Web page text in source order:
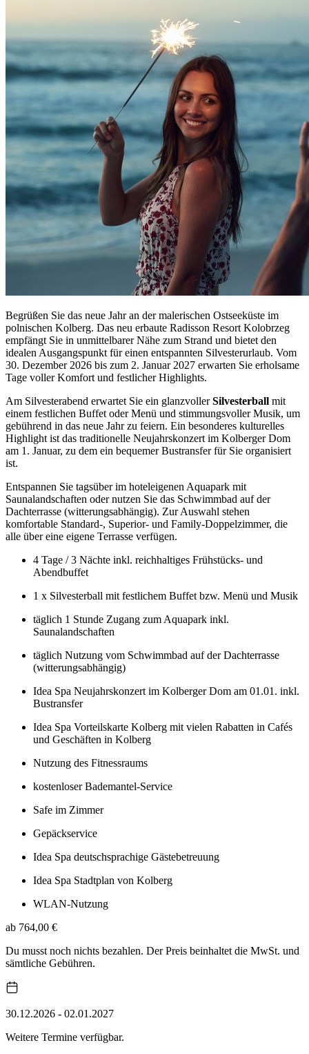
Begrüßen Sie das neue Jahr an der malerischen Ostseeküste im
polnischen Kolberg. Das neu erbaute Radisson Resort Kolobrzeg
empfängt Sie in unmittelbarer Nähe zum Strand und bietet den
idealen Ausgangspunkt für einen entspannten Silvesterurlaub. Vom
30. Dezember 2026 bis zum 2. Januar 2027 erwarten Sie erholsame
Tage voller Komfort und festlicher Highlights.
Am Silvesterabend erwartet Sie ein glanzvollerSilvesterball mit
einem festlichen Buffet oder Menü und stimmungsvoller Musik, um
gebührend in das neue Jahr zu feiern. Ein besonderes kulturelles
Highlight ist das traditionelle Neujahrskonzert im Kolberger Dom
am 1. Januar, zu dem ein bequemer Bustransfer für Sie organisiert
ist.
Entspannen Sie tagsüber im hoteleigenen Aquapark mit
Saunalandschaften oder nutzen Sie das Schwimmbad auf der
Dachterrasse (witterungsabhängig). Zur Auswahl stehen
komfortable Standard-, Superior- und Family-Doppelzimmer, die
alle über eine eigene Terrasse verfügen.
4 Tage / 3 Nächte inkl. reichhaltiges Frühstücks- und
Abendbuffet
1 x Silvesterball mit festlichem Buffet bzw. Menü und Musik
täglich 1 Stunde Zugang zum Aquapark inkl.
Saunalandschaften
täglich Nutzung vom Schwimmbad auf der Dachterrasse
(witterungsabhängig)
Idea Spa Neujahrskonzert im Kolberger Dom am 01.01. inkl.
Bustransfer
Idea Spa Vorteilskarte Kolberg mit vielen Rabatten in Cafés
und Geschäften in Kolberg
Nutzung des Fitnessraums
kostenloser Bademantel-Service
Safe im Zimmer
Gepäckservice
Idea Spa deutschsprachige Gästebetreuung
Idea Spa Stadtplan von Kolberg
WLAN-Nutzung
ab 764,00 €
Du musst noch nichts bezahlen. Der Preis beinhaltet die MwSt. und
sämtliche Gebühren.
30.12.2026 - 02.01.2027
Weitere Termine verfügbar.